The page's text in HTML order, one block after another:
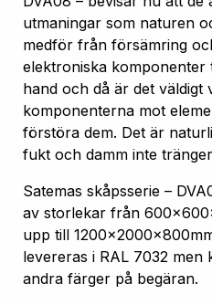
utmaningar som naturen
medför från försämring
elektroniska komponenter
hand och då är det väldigt
komponenterna mot
förstöra dem. Det är
fukt och damm inte
Satemas skåpsserie –
av storlekar från
upp till
levereras i RAL 7032 men
andra färger på begäran.